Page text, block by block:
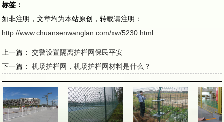
标签：
如非注明，文章均为本站原创，转载请注明：
http://www.chuansenwanglan.com/xw/5230.html
上一篇：交警设置隔离护栏网保民平安
下一篇：机场护栏网，机场护栏网材料是什么？